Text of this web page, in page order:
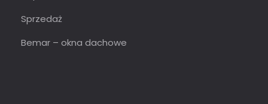
Sprzedaż
Bemar – okna dachowe